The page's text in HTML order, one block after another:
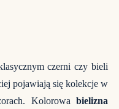
czerni czy bieli
pojawiają się kolekcje w
Kolorowa bielizna